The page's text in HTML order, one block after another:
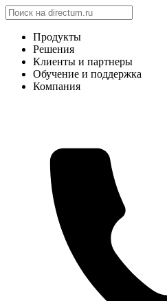
Продукты
Решения
Клиенты и партнеры
Обучение и поддержка
Компания